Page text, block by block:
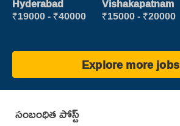
Hyderabad
₹19000 - ₹40000
Vishakapatnam
₹15000 - ₹20000
Explore more jobs
సంబంధిత పోస్ట్